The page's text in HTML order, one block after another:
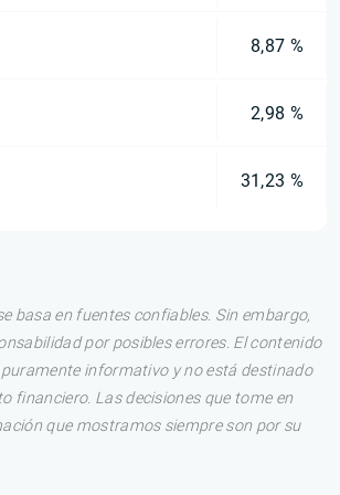
8,87 %
2,98 %
31,23 %
basa en fuentes confiables. Sin embargo,
por posibles errores. El contenido
puramente informativo y no está destinado
financiero. Las decisiones que tome en
que mostramos siempre son por su